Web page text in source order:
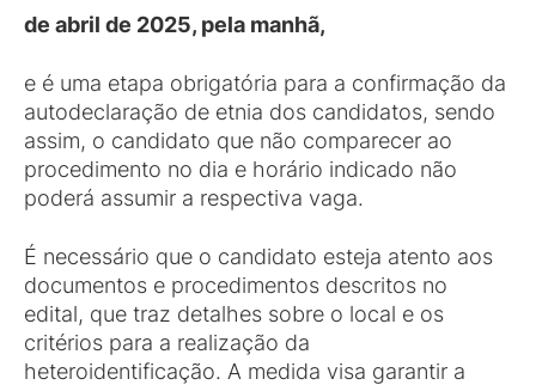
de abril de 2025, pela manhã,
e é uma etapa obrigatória para a confirmação da
autodeclaração de etnia dos candidatos, sendo
assim, o candidato que não comparecer ao
procedimento no dia e horário indicado não
poderá assumir a respectiva vaga.
É necessário que o candidato esteja atento aos
documentos e procedimentos descritos no
edital, que traz detalhes sobre o local e os
critérios para a realização da
heteroidentificação. A medida visa garantir a